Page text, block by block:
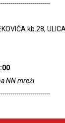
kb.28,
NN mreži